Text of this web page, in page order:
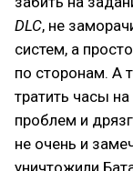
DLC, не
систем, а
по сторонам. А
тратить часы
проблем и
не очень и
уничтожили